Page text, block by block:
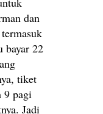
dan
bayar 22
tiket
9 pagi
Jadi